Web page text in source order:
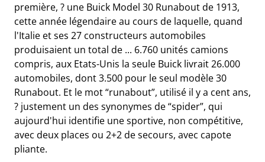
première, ? une Buick Model 30 Runabout de 1913,
cette année légendaire au cours de laquelle, quand
l'Italie et ses 27 constructeurs automobiles
produisaient un total de ... 6.760 unités camions
compris, aux Etats-Unis la seule Buick livrait 26.000
automobiles, dont 3.500 pour le seul modèle 30
Runabout. Et le mot “runabout”, utilisé il y a cent ans,
? justement un des synonymes de “spider”, qui
aujourd'hui identifie une sportive, non compétitive,
avec deux places ou 2+2 de secours, avec capote
pliante.